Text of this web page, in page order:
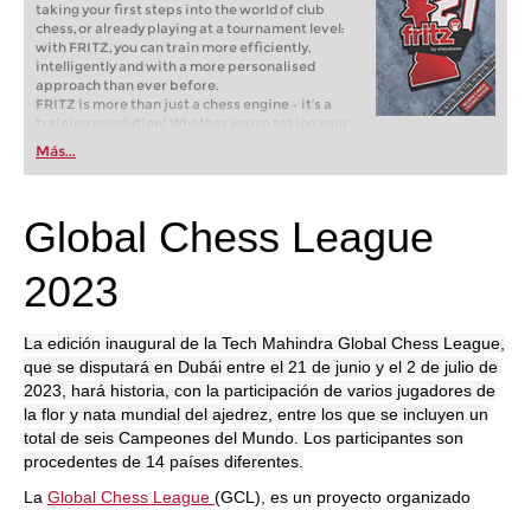
taking your first steps into the world of club
chess, or already playing at a tournament level:
with FRITZ, you can train more efficiently,
intelligently and with a more personalised
approach than ever before.
FRITZ is more than just a chess engine – it’s a
training revolution! Whether you’re taking your
first steps into the world of club chess, or already
playing at a tournament level: with FRITZ, you can
train more efficiently, intelligently and with a
Más...
Global Chess League
2023
La edición inaugural de la Tech Mahindra Global Chess League,
que se disputará en Dubái entre el 21 de junio y el 2 de julio de
2023, hará historia, con la participación de varios jugadores de
la flor y nata mundial del ajedrez, entre los que se incluyen un
total de seis Campeones del Mundo. Los participantes son
procedentes de 14 países diferentes.
La Global Chess League (GCL), es un proyecto organizado